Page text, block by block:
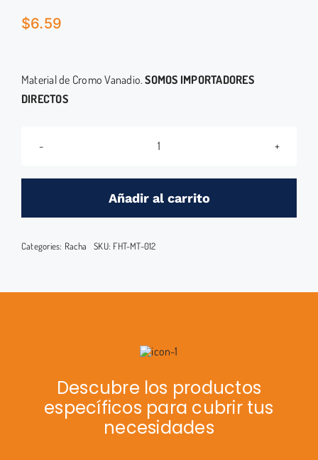
$6.59
Material de Cromo Vanadio.SOMOS IMPORTADORES
DIRECTOS
LLAVE
FLEXIBLE
Añadir al carrito
Categories: Racha SKU: FHT-MT-012
Descubre los productos
específicos para cubrir tus
necesidades